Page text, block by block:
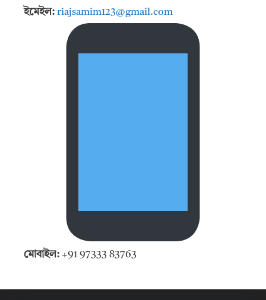
ইমেইল: riajsamim123@gmail.com
মোবাইল: +91 97333 83763